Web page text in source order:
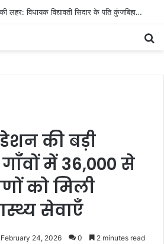
लैलूंगा विधानसभा में शोक की लहर: विधायक विद्यावती सिदार के पति कुंजबिहारी सिदार का आकस्मिक निधन
की बड़ी
में 36,000 से
को मिली
सेवाएँ
February 24, 2026 0 2 minutes read